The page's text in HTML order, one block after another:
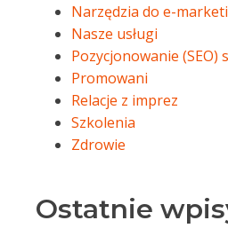
Narzędzia do e-
Nasze usługi
Pozycjonowanie (SEO)
Promowani
Relacje z imprez
Szkolenia
Zdrowie
Ostatnie